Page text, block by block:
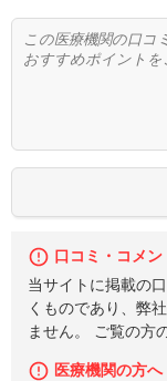
口コミ・コメ
当サイトに掲載の
くものであり、弊
ません。 ご覧の方
医療機関の方へ